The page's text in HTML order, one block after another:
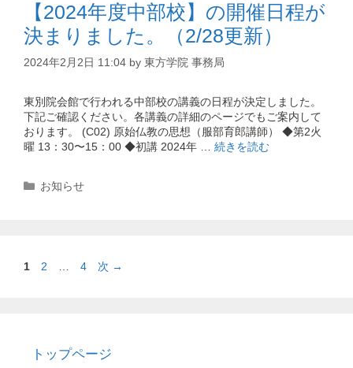
【2024年度中部校】の開催日程が
決まりました。（2/28更新）
2024年2月2日 11:04 by 東方学院 事務局
東別院会館で行われる中部校の講義の日程が決定しました。
下記ご確認ください。各講義の詳細のページでもご案内して
おります。 (C02) 原始仏教の思想（服部育郎講師） ◆第2火
曜 13：30〜15：00 ◆初講 2024年 … 続きを読む
カ
お知らせ
ペ
1
ペ
2
ペ
4 次 →
トップページ